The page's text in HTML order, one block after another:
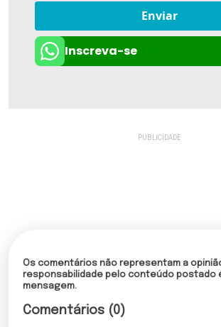
Enviar
Inscreva-se
Os comentários não representam a
responsabilidade pelo conteúdo postado
mensagem.
Comentários (0)